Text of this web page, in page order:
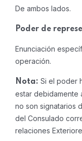
De ambos lados.
Poder de
Enunciación
operación.
Nota: Si el poder
estar debidamente
no son signatarios
del Consulado
relaciones